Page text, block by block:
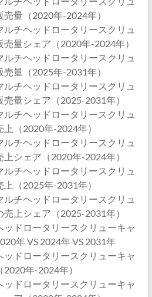
量（2020年-2024年）
ルチヘッドロータリースクリュ
量シェア（2020年-2024年）
ルチヘッドロータリースクリュ
量（2025年-2031年）
ルチヘッドロータリースクリュ
量シェア（2025-2031年）
ルチヘッドロータリースクリュ
（2020年-2024年）
ルチヘッドロータリースクリュ
シェア（2020年-2024年）
ルチヘッドロータリースクリュ
（2025年-2031年）
ルチヘッドロータリースクリュ
上シェア（2025-2031年）
ッドロータリースクリューキャ
年 VS 2024年 VS 2031年
ッドロータリースクリューキャ
年-2024年）
ッドロータリースクリューキャ